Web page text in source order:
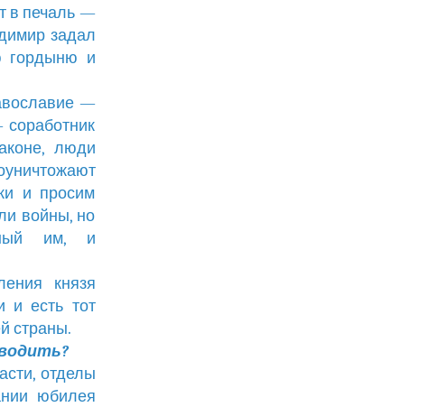
в печаль —
задал
гордыню и
—
люди
и просим
войны, но
им, и
князя
и есть тот
страны.
отделы
юбилея